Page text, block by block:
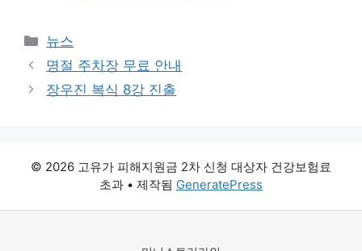
카
테
리
뉴스
명절 주차장 무료 안내
장우진 복식 8강 진출
© 2026 고유가 피해지원금 2차 신청 대상자 건강보험료
초과 • 제작됨 GeneratePress